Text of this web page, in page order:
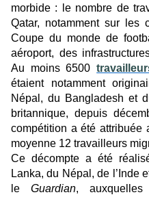
morbide : le nombre de
Qatar, notamment sur les
Coupe du monde de
aéroport, des
Au moins 6500
étaient notamment
Népal, du Bangladesh et
britannique, depuis
compétition a été attribuée
moyenne 12 travailleurs
Ce décompte a été
Lanka, du Népal, de l’Inde
le Guardian,